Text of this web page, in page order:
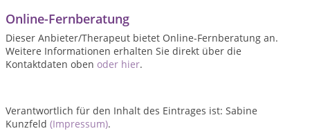
Online-Fernberatung
Dieser Anbieter/Therapeut bietet Online-Fernberatung an.
Weitere Informationen erhalten Sie direkt über die
Kontaktdaten oben oder hier.
Verantwortlich für den Inhalt des Eintrages ist: Sabine
Kunzfeld (Impressum).